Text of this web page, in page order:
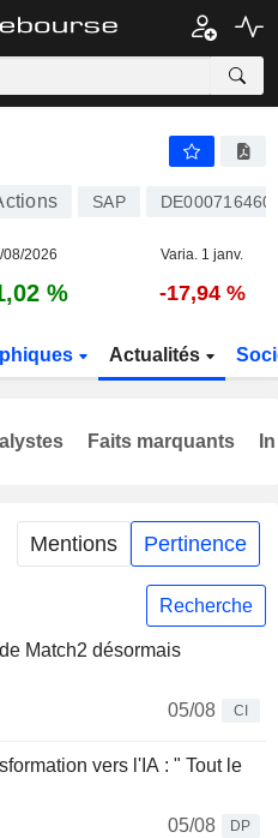
SAP
08/2026 Varia. 1 janv.
% -17,94 %
Actualités
Mentions Pertinence
Recherche
Match2 désormais
05/08
CI
vers l'IA : " Tout le
05/08
DP
Faits marquants